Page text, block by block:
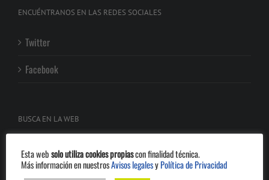
ENCUÉNTRANOS EN LAS REDES SOCIALES
Twitter
Facebook
BUSCA EN LA WEB
Esta websolo utiliza cookies propiascon finalidad técnica.
Más información en nuestrosAvisos legalesyPolítica de Privacidad